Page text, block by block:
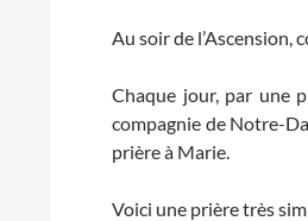
Au soir de l’Ascension,
Chaque jour, par une
compagnie de Notre-
prière à Marie.
Voici une prière très